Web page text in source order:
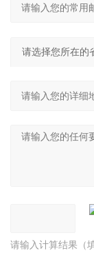
请输入计算结果（